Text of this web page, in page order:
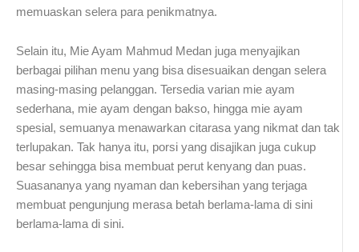
memuaskan selera para penikmatnya.
Selain itu, Mie Ayam Mahmud Medan juga menyajikan
berbagai pilihan menu yang bisa disesuaikan dengan selera
masing-masing pelanggan. Tersedia varian mie ayam
sederhana, mie ayam dengan bakso, hingga mie ayam
spesial, semuanya menawarkan citarasa yang nikmat dan tak
terlupakan. Tak hanya itu, porsi yang disajikan juga cukup
besar sehingga bisa membuat perut kenyang dan puas.
Suasananya yang nyaman dan kebersihan yang terjaga
membuat pengunjung merasa betah berlama-lama di sini
berlama-lama di sini.